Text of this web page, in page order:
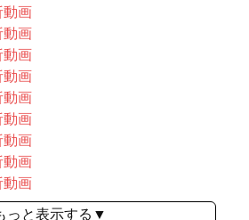
動画
動画
動画
動画
動画
動画
動画
動画
動画
っと表示する▼